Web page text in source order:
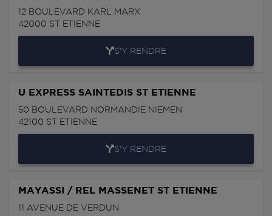
12 BOULEVARD KARL MARX
42000 ST ETIENNE
S'Y RENDRE
U EXPRESS SAINTEDIS ST ETIENNE
50 BOULEVARD NORMANDIE NIEMEN
42100 ST ETIENNE
S'Y RENDRE
MAYASSI / REL MASSENET ST ETIENNE
11 AVENUE DE VERDUN